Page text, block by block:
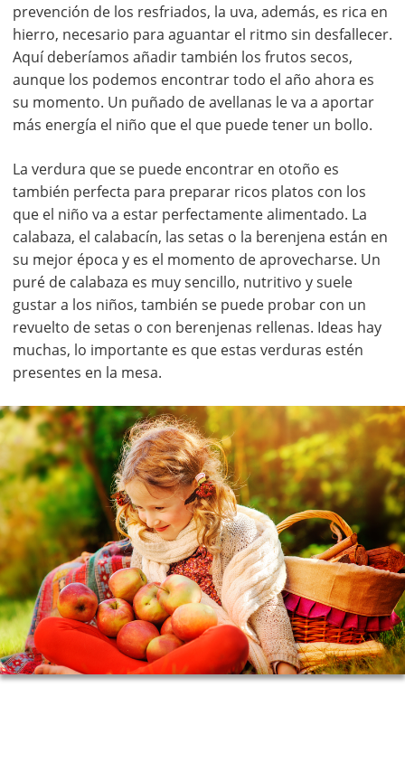
prevención de los resfriados, la uva, además, es rica en
hierro, necesario para aguantar el ritmo sin desfallecer.
Aquí deberíamos añadir también los frutos secos,
aunque los podemos encontrar todo el año ahora es
su momento. Un puñado de avellanas le va a aportar
más energía el niño que el que puede tener un bollo.
La verdura que se puede encontrar en otoño es
también perfecta para preparar ricos platos con los
que el niño va a estar perfectamente alimentado. La
calabaza, el calabacín, las setas o la berenjena están en
su mejor época y es el momento de aprovecharse. Un
puré de calabaza es muy sencillo, nutritivo y suele
gustar a los niños, también se puede probar con un
revuelto de setas o con berenjenas rellenas. Ideas hay
muchas, lo importante es que estas verduras estén
presentes en la mesa.